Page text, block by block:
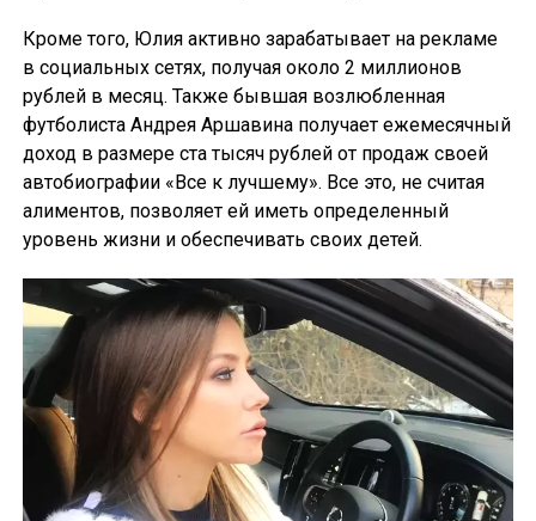
Кроме того, Юлия активно зарабатывает на рекламе
в социальных сетях, получая около 2 миллионов
рублей в месяц. Также бывшая возлюбленная
футболиста Андрея Аршавина получает ежемесячный
доход в размере ста тысяч рублей от продаж своей
автобиографии «Все к лучшему». Все это, не считая
алиментов, позволяет ей иметь определенный
уровень жизни и обеспечивать своих детей.